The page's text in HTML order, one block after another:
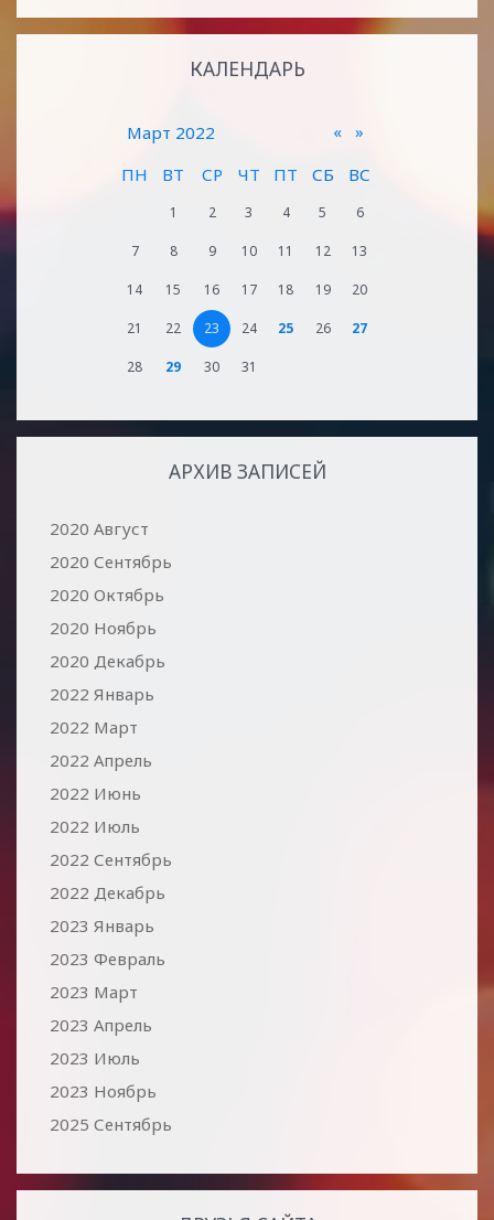
КАЛЕНДАРЬ
«
Март 2022
»
ПН
ВТ СР ЧТ ПТ СБ ВС
1 2 3 4 5 6
7 8 9 10 11 12 13
14 15 16 17 18 19 20
21 22 23 24 25 26 27
28 29 30 31
АРХИВ ЗАПИСЕЙ
2020 Август
2020 Сентябрь
2020 Октябрь
2020 Ноябрь
2020 Декабрь
2022 Январь
2022 Март
2022 Апрель
2022 Июнь
2022 Июль
2022 Сентябрь
2022 Декабрь
2023 Январь
2023 Февраль
2023 Март
2023 Апрель
2023 Июль
2023 Ноябрь
2025 Сентябрь